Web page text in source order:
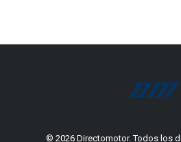
© 2026 Directomotor. Todos los